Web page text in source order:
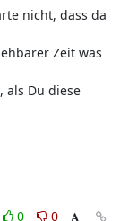
nicht, dass da
Zeit was
als Du diese
0
0